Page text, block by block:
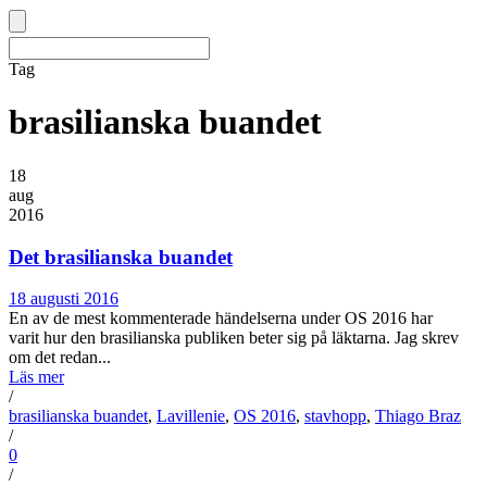
Tag
brasilianska buandet
18
aug
2016
Det brasilianska buandet
18 augusti 2016
En av de mest kommenterade händelserna under OS 2016 har
varit hur den brasilianska publiken beter sig på läktarna. Jag skrev
om det redan...
Läs mer
/
brasilianska buandet, Lavillenie, OS 2016, stavhopp, Thiago Braz
/
0
/